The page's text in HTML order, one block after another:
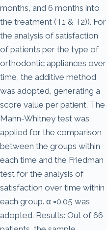
months, and 6 months into
the treatment (T1 & T2)). For
the analysis of satisfaction
of patients per the type of
orthodontic appliances over
time, the additive method
was adopted, generating a
score value per patient. The
Mann-Whitney test was
applied for the comparison
between the groups within
each time and the Friedman
test for the analysis of
satisfaction over time within
each group. α =0.05 was
adopted. Results: Out of 66